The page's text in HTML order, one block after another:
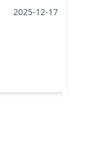
2025-12-17